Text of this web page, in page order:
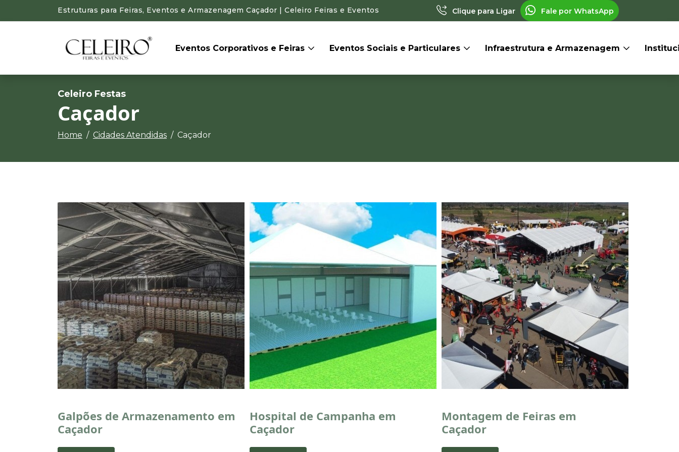
Estruturas para Feiras, Eventos e Armazenagem Caçador | Celeiro Feiras e Eventos Clique para Ligar Fale por WhatsApp
Eventos Corporativos e Feiras Eventos Sociais e Particulares Infraestrutura e Armazenagem
Celeiro Festas
Caçador
Home Cidades Atendidas Caçador
Galpões de Armazenamento em
Caçador
Hospital de Campanha em
Caçador
Montagem de Feiras em
Caçador